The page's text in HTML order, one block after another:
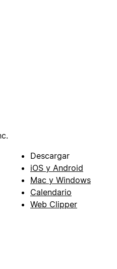
Descargar
iOS y Android
Mac y Windows
Calendario
Web Clipper